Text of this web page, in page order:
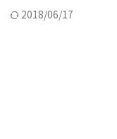
2018/06/17